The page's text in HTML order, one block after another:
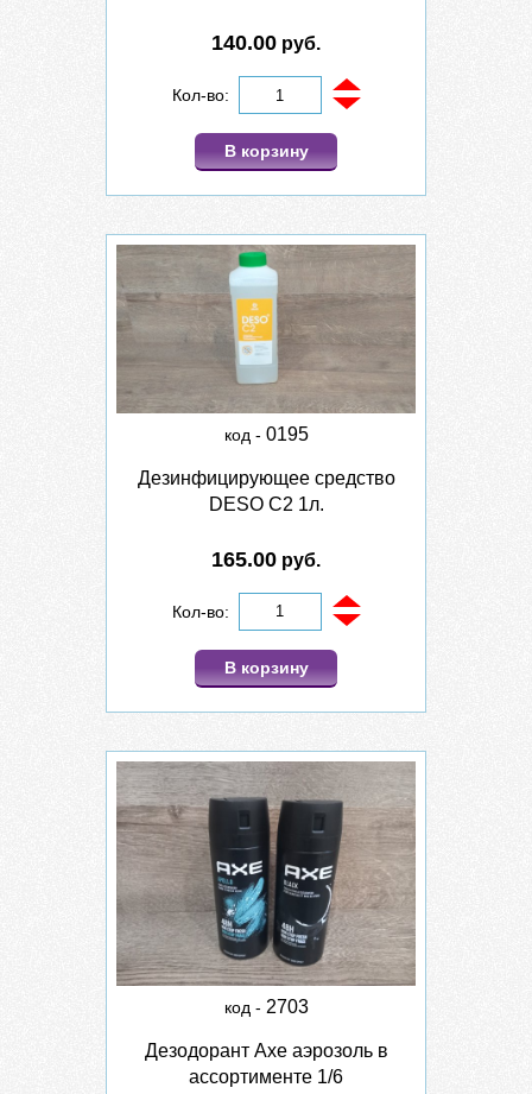
140.00 руб.
Кол-во:
В корзину
код - 0195
Дезинфицирующее средство
DESO C2 1л.
165.00 руб.
Кол-во:
В корзину
код - 2703
Дезодорант Axe аэрозоль в
ассортименте 1/6